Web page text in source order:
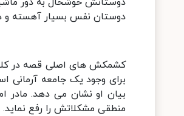
دوستان نفس بسیار آهسته و
کشمکش های اصلی قصه در
برای وجود یک جامعه آرمانی
بیان او نشان می دهد. مادر
منطقی مشکلاتش را رفع نماید.